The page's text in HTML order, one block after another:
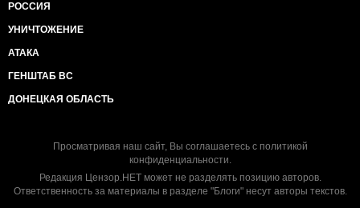
РОССИЯ
УНИЧТОЖЕНИЕ
АТАКА
ГЕНШТАБ ВС
ДОНЕЦКАЯ ОБЛАСТЬ
Просматривая наш сайт, Вы соглашаетесь с политикой
конфиденциальности.
Редакция Цензор.НЕТ может не разделять позицию авторов.
Ответственность за материалы в разделе "Блоги" несут авторы текстов.